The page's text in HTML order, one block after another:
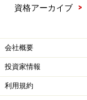
資格アーカイブ
>
会社概要
投資家情報
利用規約